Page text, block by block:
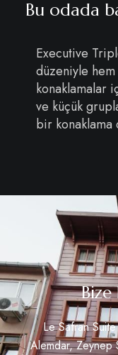
Bu odada
Executive
düzeniyle hem
konaklamalar
ve küçük
bir konaklama
Bize
Le Safran
Alemdar, Zeynep